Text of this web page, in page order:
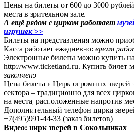
Цены на билеты от 600 до 3000
места в зрительном зале.
А ещё рядом с цирком работает
игрушек >>
Билеты на представления можно
Касса работает ежедневно: время
Электронные билеты можно купить
http://www.ticketland.ru. Купить билет
закончено
Цена билета в Цирк огромных зверей
сектора – традиционно для всех
на места, расположенные напротив
Дополнительный телефон цирка
+7(495)991-44-33 (заказ билетов)
Видео: цирк зверей в Сокольниках